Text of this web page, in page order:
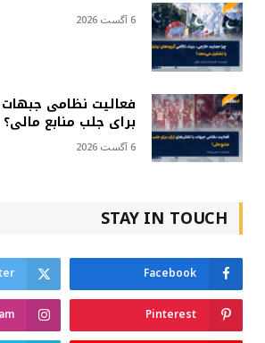
6 آگست 2026
فعالیت نظامی جبهات
برای جلب منابع مالی؟
6 آگست 2026
STAY IN TOUCH
Facebook
Pinterest